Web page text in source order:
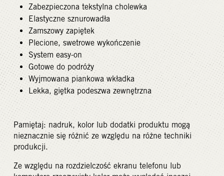
Zabezpieczona tekstylna cholewka
Elastyczne sznurowadła
Zamszowy zapiętek
Plecione, swetrowe wykończenie
System easy-on
Gotowe do podróży
Wyjmowana piankowa wkładka
Lekka, giętka podeszwa zewnętrzna
Pamiętaj: nadruk, kolor lub dodatki produktu mogą
nieznacznie się różnić ze względu na różne techniki
produkcji.
Ze względu na rozdzielczość ekranu telefonu lub